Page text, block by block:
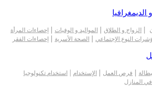
الديمغرافيا
| الزواج و الطلاق | المواليد و الوفيات | إحصاءات المرأة
النوع الإجتماعي | الصحة الأسرية | إحصاءات الفقر
| فرص العمل | الإستخدام |
استخدام تكنولوجيا
المنازل